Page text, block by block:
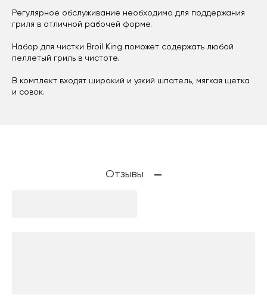
Регулярное обслуживание необходимо для поддержания
гриля в отличной рабочей форме.
Набор для чистки Broil King поможет содержать любой
пеллетый гриль в чистоте.
В комплект входят широкий и узкий шпатель, мягкая щетка
и совок.
Отзывы